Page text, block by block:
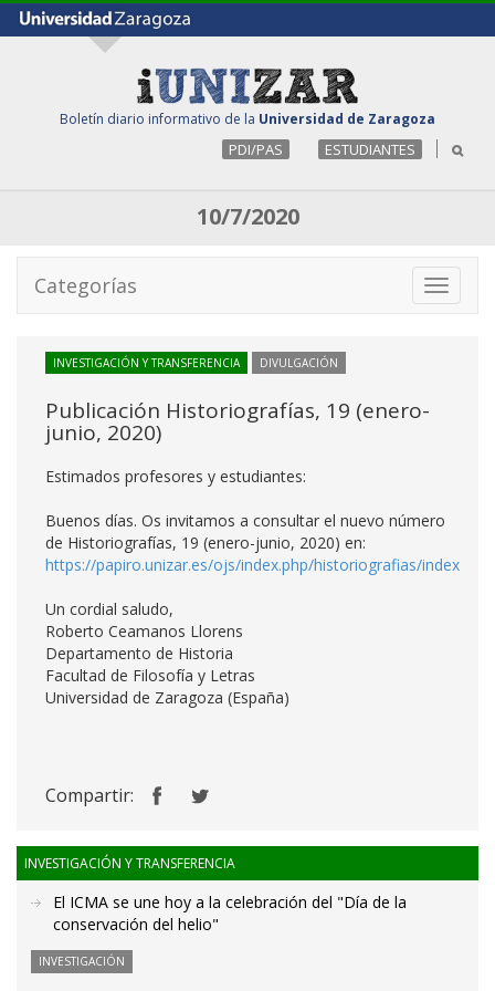
Boletín diario informativo de la Universidad de Zaragoza
PDI/PAS ESTUDIANTES
10/7/2020
Toggle
Categorías
INVESTIGACIÓN Y TRANSFERENCIA DIVULGACIÓN
Publicación Historiografías, 19 (enero-
junio, 2020)
Estimados profesores y estudiantes:
Buenos días. Os invitamos a consultar el nuevo número
de Historiografías, 19 (enero-junio, 2020) en:
https://papiro.unizar.es/ojs/index.php/historiografias/index
Un cordial saludo,
Roberto Ceamanos Llorens
Departamento de Historia
Facultad de Filosofía y Letras
Universidad de Zaragoza (España)
Compartir:
INVESTIGACIÓN Y TRANSFERENCIA
El ICMA se une hoy a la celebración del "Día de la
conservación del helio"
INVESTIGACIÓN